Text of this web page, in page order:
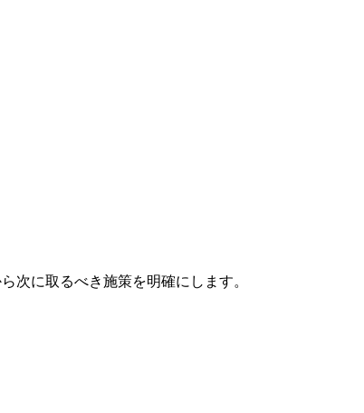
次に取るべき施策を明確にします。